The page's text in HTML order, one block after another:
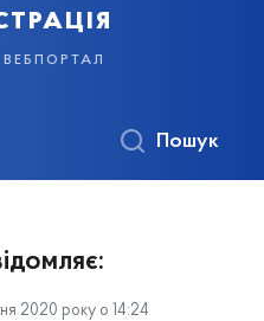
Пошук
2020 року о 14:24